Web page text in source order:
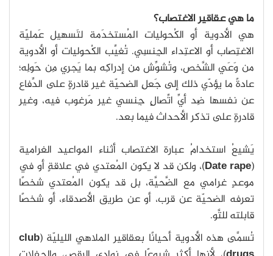
ما هي عقاقير الاغتصاب؟
هي الأدوية أو الكُحوليات المُستخدَمة لتَسهيل عَمليّة
الاغتِصاب أو الاعتِداء الجِنسِي. تُغيِّب الكُحوليات أو الأدوية
من وَعَي الشَّخص، وتُشوِّش من إدراكِه بما يَجري مِن حَولِه؛
عادةً ما يؤدّي ذلك إلى جَعلِ الضحيّة غير قادرةٍ على الدِّفاع
عن نفسها ضِد أيِّ اتِّصالٍ جِنسي غير مَرغوب فيه، وغير
قادرةٍ على تذكر الأحداث فيما بعد.
يَشيعُ استخدامُ عبارة الاغتصاب أثناء المواعيد الغرامية
(
Date rape)، ولكن قد لا يكون المُعتدي في علاقةٍ أو في
موعدٍ غرامي مع الضَّحيَّة، بل قد يكون المُعتدي شخصًا
تعرفه الضحيّة عن قرب، أو عن طريق الأصدقاء، أو شخصًا
قابلته للتَّو.
تُسمَّى هذه الأدوية أحيانًا بعقاقير الملاهي الليليّة (club